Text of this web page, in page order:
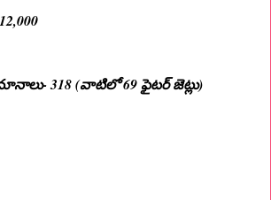
318 (వాటిలో 69 ఫైటర్ జెట్లు)